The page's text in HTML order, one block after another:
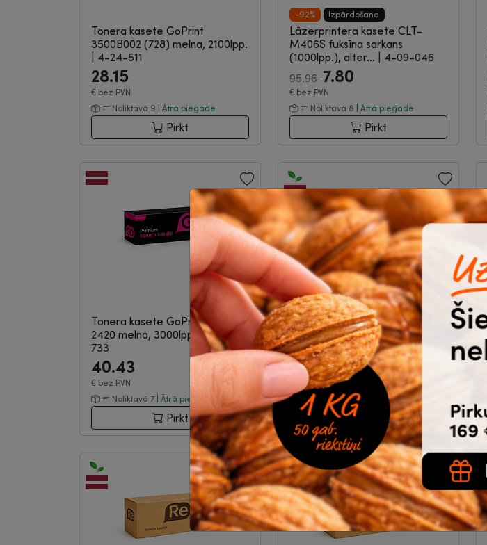
Tonera kasete GoPrint
3500B002 (728) melna, 2100lpp.
4-24-511
28.15
€ bez PVN
Noliktavā 9 | Ātrā piegāde
Pirkt
-92% Izpārdošana
Lāzerprintera kasete CLT-
M406S fuksīna sarkans
(1000lpp.), alter...
4-09-046
95.96 7.80
€ bez PVN
Noliktavā 8 | Ātrā piegāde
Pirkt
Tonera kasete GoPrint TN-
2420 melna, 3000lpp.|4-24-
733
40.43
€ bez PVN
Noliktavā 7 | Ātrā piegāde
Pirkt
Tonera kasete RePrint MLT-
D101S, melna, 1500lpp.|4-23-
665
24.12
€bez PVN
Noliktavā 6 |Ātrā piegāde